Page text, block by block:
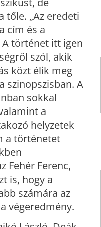
tőle. „Az eredeti
cím és a
történet itt igen
szól, akik
közt élik meg
szinopszisban. A
sokkal
a
helyzetek
a történetet
Fehér Ferenc,
is, hogy a
számára az
végeredmény.